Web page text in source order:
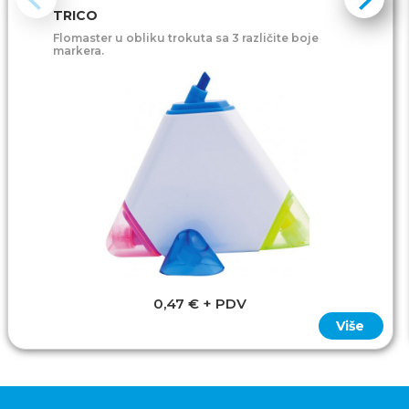
TRICO
Flomaster u obliku trokuta sa 3 različite boje
markera.
0,47 € + PDV
Više